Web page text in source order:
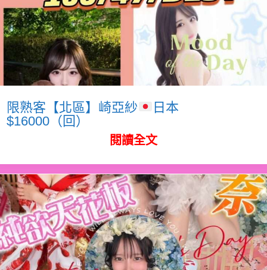
限熟客【北區】崎亞紗
日本
$16000（回）
閱讀全文